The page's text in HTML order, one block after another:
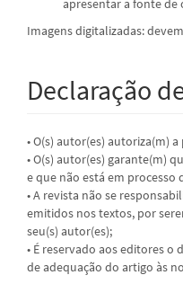
Imagens digitalizadas:
Declaração
• O(s) autor(es) autoriza(m)
• O(s) autor(es) garante(m)
e que não está em processo
• A revista não se
emitidos nos textos, por
seu(s) autor(es);
• É reservado aos editores
de adequação do artigo às